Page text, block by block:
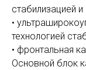
стабилизацией
•
технологией
• фронтальная
Основной блок